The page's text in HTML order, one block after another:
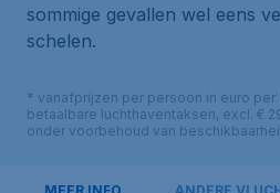
sommige gevallen wel eens
schelen.
* vanafprijzen per persoon in euro per
betaalbare luchthaventaksen, excl. €
onder voorbehoud van